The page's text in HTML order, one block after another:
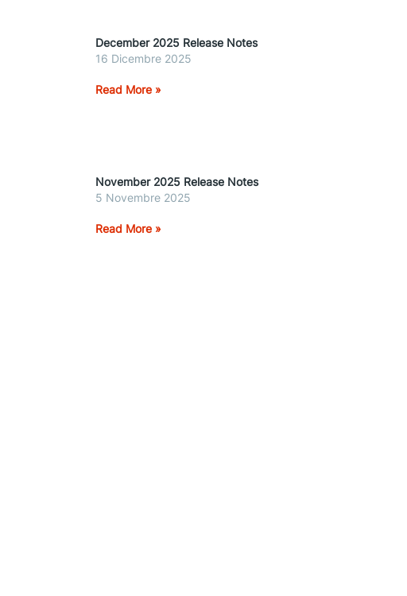
December 2025 Release Notes
16 Dicembre 2025
Read More »
November 2025 Release Notes
5 Novembre 2025
Read More »